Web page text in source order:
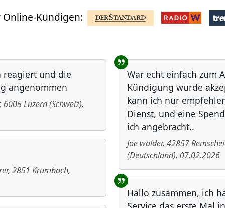
Kündigen:
reagiert und die
angenommen
, 6005Luzern(Schweiz),
War echt einfach zum
Kündigung wurde
kann ich nur
Dienst, und eine
ich angebracht..
Joe walder, 42857
(Deutschland), 07.02.2026
, 2851 Krumbach,
Hallo zusammen, ich